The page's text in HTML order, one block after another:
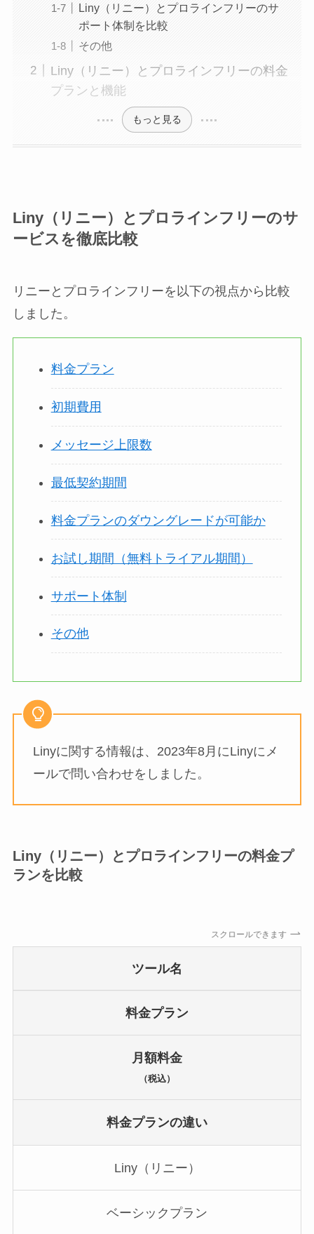
Liny（リニー）とプロラインフリーのサ
ポート体制を比較
その他
Liny（リニー）とプロラインフリーの料金
プランと機能
もっと見る
Liny（リニー）とプロラインフリーのサ
ービスを徹底比較
リニーとプロラインフリーを以下の視点から比較
しました。
料金プラン
初期費用
メッセージ上限数
最低契約期間
料金プランのダウングレードが可能か
お試し期間（無料トライアル期間）
サポート体制
その他
Linyに関する情報は、2023年8月にLinyにメ
ールで問い合わせをしました。
Liny（リニー）とプロラインフリーの料金プ
ランを比較
スクロールできます
ツール名
料金プラン
月額料金
（税込）
料金プランの違い
Liny（リニー）
ベーシックプラン